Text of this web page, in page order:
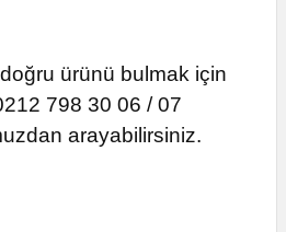
ürünü bulmak için
798 30 06 / 07
arayabilirsiniz.